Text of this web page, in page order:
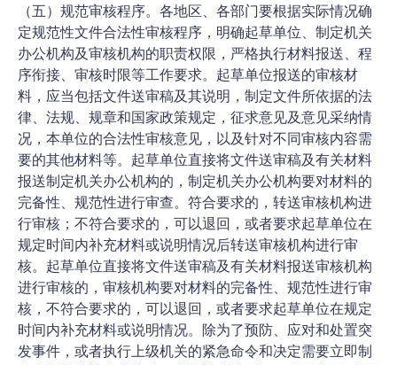
（五）规范审核程序。各地区、各部门要根据实际情况确
定规范性文件合法性审核程序，明确起草单位、制定机关
办公机构及审核机构的职责权限，严格执行材料报送、程
序衔接、审核时限等工作要求。起草单位报送的审核材
料，应当包括文件送审稿及其说明，制定文件所依据的法
律、法规、规章和国家政策规定，征求意见及意见采纳情
况，本单位的合法性审核意见，以及针对不同审核内容需
要的其他材料等。起草单位直接将文件送审稿及有关材料
报送制定机关办公机构的，制定机关办公机构要对材料的
完备性、规范性进行审查。符合要求的，转送审核机构进
行审核；不符合要求的，可以退回，或者要求起草单位在
规定时间内补充材料或说明情况后转送审核机构进行审
核。起草单位直接将文件送审稿及有关材料报送审核机构
进行审核的，审核机构要对材料的完备性、规范性进行审
核，不符合要求的，可以退回，或者要求起草单位在规定
时间内补充材料或说明情况。除为了预防、应对和处置突
发事件，或者执行上级机关的紧急命令和决定需要立即制